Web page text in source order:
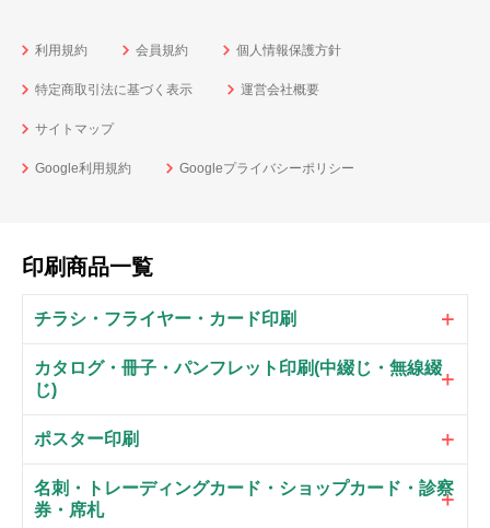
利用規約 会員規約 個人情報保護方針
特定商取引法に基づく表示 運営会社概要
サイトマップ
Google利用規約 Googleプライバシーポリシー
印刷商品一覧
チラシ・フライヤー・カード印刷
カタログ・冊子・パンフレット印刷(中綴じ・無線綴
じ)
ポスター印刷
名刺・トレーディングカード・ショップカード・診察
券・席札